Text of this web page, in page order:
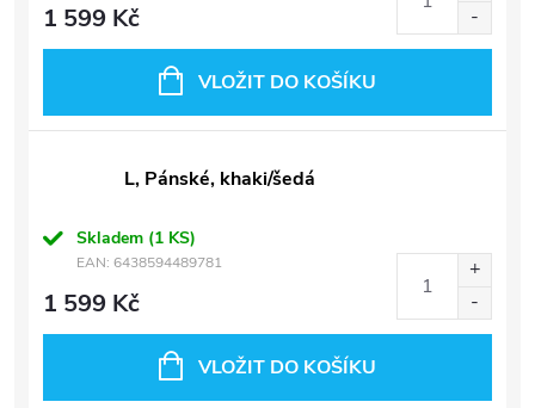
1 599 Kč
VLOŽIT DO KOŠÍKU
L, Pánské, khaki/šedá
Skladem (1 KS)
EAN: 6438594489781
1 599 Kč
VLOŽIT DO KOŠÍKU